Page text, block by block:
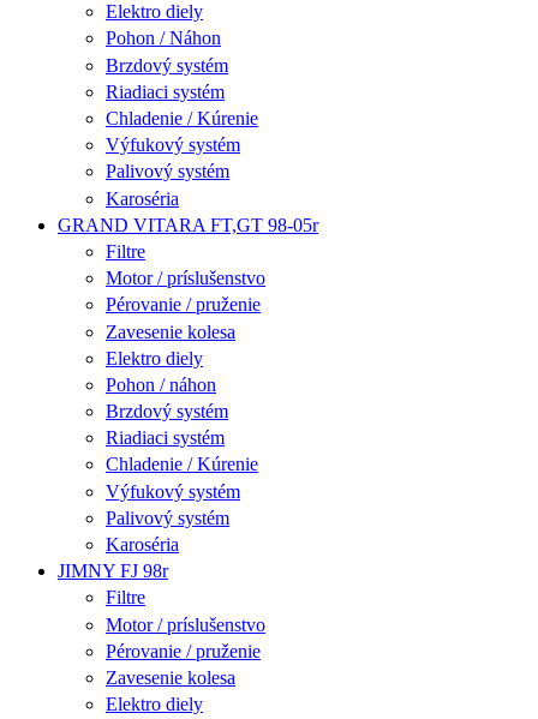
Elektro diely
Pohon / Náhon
Brzdový systém
Riadiaci systém
Chladenie / Kúrenie
Výfukový systém
Palivový systém
Karoséria
GRAND VITARA FT,GT 98-05r
Filtre
Motor / príslušenstvo
Pérovanie / pruženie
Zavesenie kolesa
Elektro diely
Pohon / náhon
Brzdový systém
Riadiaci systém
Chladenie / Kúrenie
Výfukový systém
Palivový systém
Karoséria
JIMNY FJ 98r
Filtre
Motor / príslušenstvo
Pérovanie / pruženie
Zavesenie kolesa
Elektro diely